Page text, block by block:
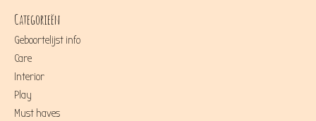
Categorieën
Geboortelijst info
Care
Interior
Play
Must haves